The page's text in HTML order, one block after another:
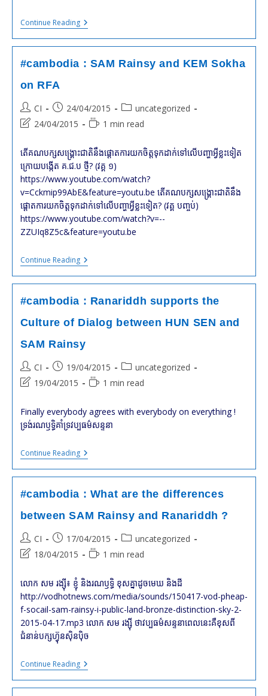
Continue Reading#cambodia
:
SAM
With
VOA
#cambodia : SAM Rainsy and KEM Sokha
on RFA
Post
author:
CI
Post
published:
24/04/2015
Post
category:
uncategorized
Post
modified:
24/04/2015
Reading1 min read
តើគណបក្សសង្គ្រោះជាតិនឹងផ្ដោតការយកចិត្តទុកដាក់ទៅលើបញ្ហាអ្វីខ្លះទៀត
ក្រោយបង្កើត គ.ជ.ប ថ្មី? (វគ្គ ១)
https://www.youtube.com/watch?
v=Cckmip99AbE&feature=youtu.be តើគណបក្សសង្គ្រោះជាតិនឹង
ផ្ដោតការយកចិត្តទុកដាក់ទៅលើបញ្ហាអ្វីខ្លះទៀត? (វគ្គ បញ្ចប់)
https://www.youtube.com/watch?v=--
ZZUIq8Z5c&feature=youtu.be
Continue Reading#cambodia
:
SAM
And
KEM
Sokha
On
#cambodia : Ranariddh supports the
Culture of Dialog between HUN SEN and
SAM Rainsy
Post
author:
CI
Post
published:
19/04/2015
Post
category:
uncategorized
Post
modified:
19/04/2015
Reading1 min read
Finally everybody agrees with everybody on everything !
ទ្រង់​រណឫទ្ធិ​គាំទ្រ​វប្បធម៌​សន្ទនា​​
Continue Reading#cambodia
:
Ranariddh
The
Culture
Of
Dialog
HUN
SEN
And
Rainsy
#cambodia : What are the differences
between SAM Rainsy and Ranariddh ?
Post
author:
CI
Post
published:
17/04/2015
Post
category:
uncategorized
Post
modified:
18/04/2015
Reading1 min read
លោក សម រង្ស៊ី​៖ ខ្ញុំ និងរ​ណ​ឫ​ទ្ធិ ខុស​គ្នា​ដូច​មេឃ និង​ដី​​
http://vodhotnews.com/media/sounds/150417-vod-pheap-
f-socail-sam-rainsy-i-public-land-bronze-distinction-sky-2-
2015-04-17.mp3 លោក សម រង្ស៊ី ថា​វប្បធម៌​សន្ទនា​ពេល​នេះ​គឺ​ខុស​ពី​
ជំនាន់​បក្ស​ហ៊្វុនស៊ិនប៉ិច
Continue Reading#cambodia
:
What